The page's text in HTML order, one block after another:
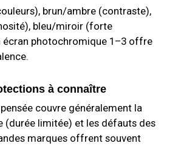
brun/ambre (contraste),
bleu/miroir (forte
écran photochromique 1–3 offre
à connaître
couvre généralement la
(durée limitée) et les défauts des
marques offrent souvent